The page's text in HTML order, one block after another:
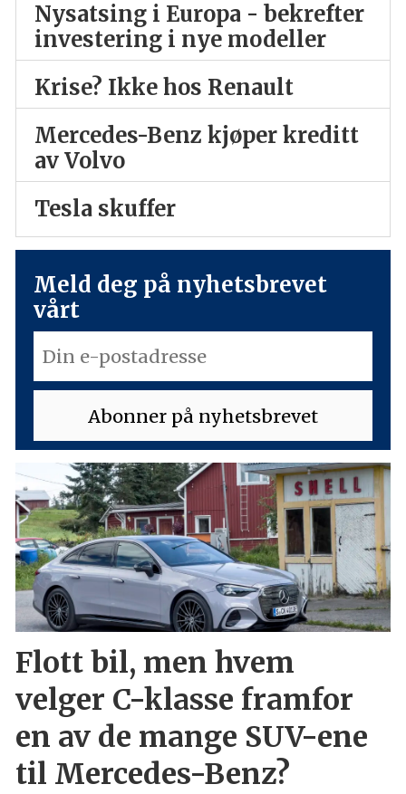
Nysatsing i Europa - bekrefter
investering i nye modeller
Krise? Ikke hos Renault
Mercedes-Benz kjøper kreditt
av Volvo
Tesla skuffer
Meld deg på nyhetsbrevet
vårt
Flott bil, men hvem
velger C-klasse framfor
en av de mange SUV-ene
til Mercedes-Benz?